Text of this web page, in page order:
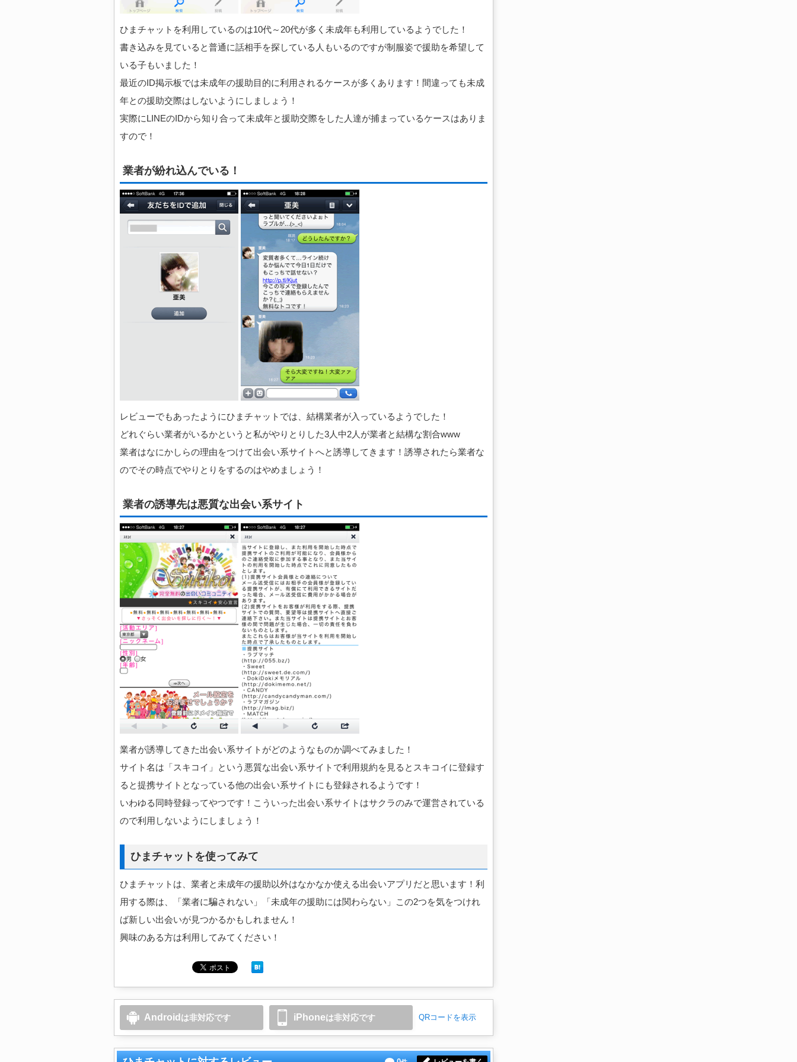
ひまチャットを利用しているのは10代～20代が多く未成年も利用しているようでした！
書き込みを見ていると普通に話相手を探している人もいるのですが制服姿で援助を希望して
いる子もいました！
最近のID掲示板では未成年の援助目的に利用されるケースが多くあります！間違っても未成
年との援助交際はしないようにしましょう！
実際にLINEのIDから知り合って未成年と援助交際をした人達が捕まっているケースはありま
すので！
業者が紛れ込んでいる！
レビューでもあったようにひまチャットでは、結構業者が入っているようでした！
どれぐらい業者がいるかというと私がやりとりした3人中2人が業者と結構な割合www
業者はなにかしらの理由をつけて出会い系サイトへと誘導してきます！誘導されたら業者な
のでその時点でやりとりをするのはやめましょう！
業者の誘導先は悪質な出会い系サイト
業者が誘導してきた出会い系サイトがどのようなものか調べてみました！
サイト名は「スキコイ」という悪質な出会い系サイトで利用規約を見るとスキコイに登録す
ると提携サイトとなっている他の出会い系サイトにも登録されるようです！
いわゆる同時登録ってやつです！こういった出会い系サイトはサクラのみで運営されている
ので利用しないようにしましょう！
ひまチャットを使ってみて
ひまチャットは、業者と未成年の援助以外はなかなか使える出会いアプリだと思います！利
用する際は、「業者に騙されない」「未成年の援助には関わらない」この2つを気をつけれ
ば新しい出会いが見つかるかもしれません！
興味のある方は利用してみてください！
Android は非対応です iPhoneは非対応です QRコードを表示